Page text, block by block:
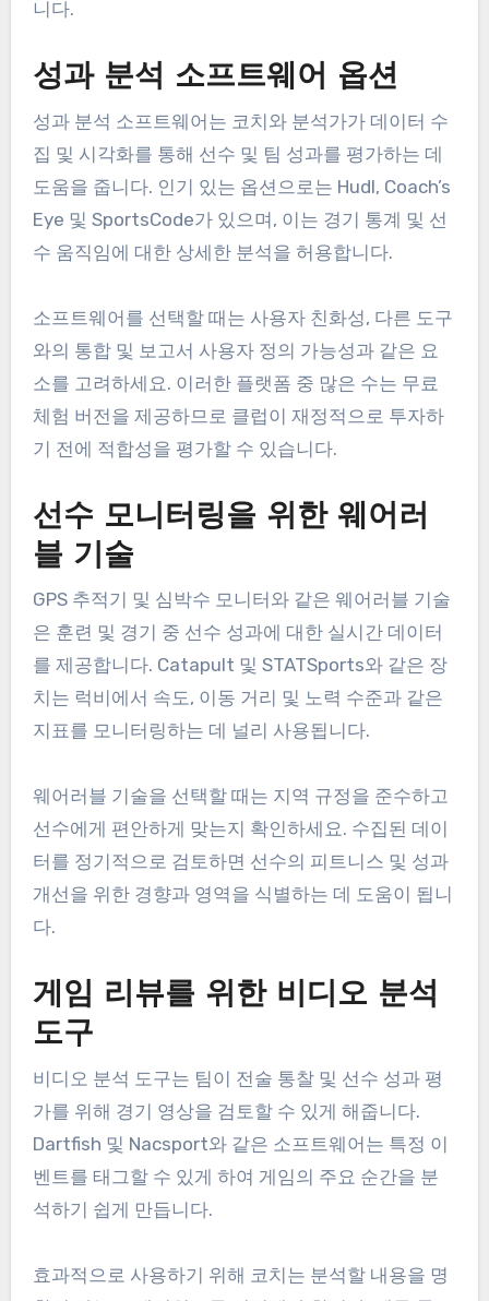
럭비 성과 추적에 가장 적
합한 도구와 기술은 무엇인
가요?
럭비 성과를 효과적으로 추적하기 위해 사우디아라
비아의 클럽은 성과 분석 소프트웨어, 웨어러블 기
합을 고려해야 합니다. 이러한 기술은 선수 지표, 게
임 전략 및 전반적인 팀 성과에 대한 통찰을 제공합
니다.
성과 분석 소프트웨어 옵션
성과 분석 소프트웨어는 코치와 분석가가 데이터 수
집 및 시각화를 통해 선수 및 팀 성과를 평가하는 데
도움을 줍니다. 인기 있는 옵션으로는 Hudl, Coach’s
Eye 및 SportsCode가 있으며, 이는 경기 통계 및 선
수 움직임에 대한 상세한 분석을 허용합니다.
소프트웨어를 선택할 때는 사용자 친화성, 다른 도구
와의 통합 및 보고서 사용자 정의 가능성과 같은 요
체험 버전을 제공하므로 클럽이 재정적으로 투자하
기 전에 적합성을 평가할 수 있습니다.
선수 모니터링을 위한 웨어러
블 기술
GPS 추적기 및 심박수 모니터와 같은 웨어러블 기술
은 훈련 및 경기 중 선수 성과에 대한 실시간 데이터
를 제공합니다. Catapult 및 STATSports와 같은 장
치는 럭비에서 속도, 이동 거리 및 노력 수준과 같은
지표를 모니터링하는 데 널리 사용됩니다.
웨어러블 기술을 선택할 때는 지역 규정을 준수하고
선수에게 편안하게 맞는지 확인하세요. 수집된 데이
개선을 위한 경향과 영역을 식별하는 데 도움이 됩니